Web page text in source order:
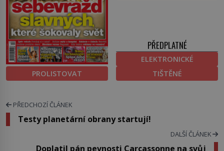
PROLISTOVAT
PŘEDPLATNÉ
ELEKTRONICKÉ
TIŠTĚNÉ
PŘEDCHOZÍ ČLÁNEK
Testy planetární obrany startují!
DALŠÍ ČLÁNEK
Doplatil pán pevnosti Carcassonne na svůj